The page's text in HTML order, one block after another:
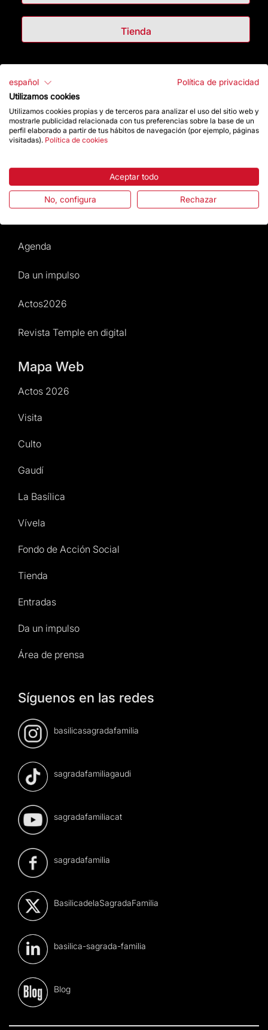
Tienda
La Fundación
Preguntas frecuentes
Normativa y condiciones de compra
Agenda
Da un impulso
Actos2026
Revista Temple en digital
Mapa Web
Actos 2026
Visita
Culto
Gaudí
La Basílica
Vívela
Fondo de Acción Social
Tienda
Entradas
Da un impulso
Área de prensa
Síguenos en las redes
basilicasagradafamilia
sagradafamiliagaudi
sagradafamiliacat
sagradafamilia
BasilicadelaSagradaFamilia
basilica-sagrada-familia
Blog
español
Política de privacidad
Utilizamos cookies
Utilizamos cookies propias y de terceros para analizar el uso del sitio web y
mostrarle publicidad relacionada con tus preferencias sobre la base de un
perfil elaborado a partir de tus hábitos de navegación (por ejemplo, páginas
visitadas). Política de cookies
Aceptar todo
No, configura Rechazar